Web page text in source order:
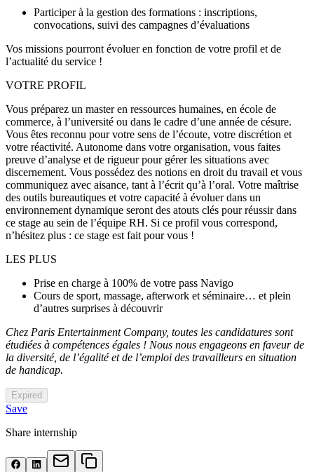
Participer à la gestion des formations : inscriptions,
convocations, suivi des campagnes d’évaluations
Vos missions pourront évoluer en fonction de votre profil et de
l’actualité du service !
VOTRE PROFIL
Vous préparez un master en ressources humaines, en école de
commerce, à l’université ou dans le cadre d’une année de césure.
Vous êtes reconnu pour votre sens de l’écoute, votre discrétion et
votre réactivité. Autonome dans votre organisation, vous faites
preuve d’analyse et de rigueur pour gérer les situations avec
discernement. Vous possédez des notions en droit du travail et vous
communiquez avec aisance, tant à l’écrit qu’à l’oral. Votre maîtrise
des outils bureautiques et votre capacité à évoluer dans un
environnement dynamique seront des atouts clés pour réussir dans
ce stage au sein de l’équipe RH. Si ce profil vous correspond,
n’hésitez plus : ce stage est fait pour vous !
LES PLUS
Prise en charge à 100% de votre pass Navigo
Cours de sport, massage, afterwork et séminaire… et plein
d’autres surprises à découvrir
Chez Paris Entertainment Company, toutes les candidatures sont
étudiées à compétences égales ! Nous nous engageons en faveur de
la diversité, de l’égalité et de l’emploi des travailleurs en situation
de handicap.
Expired
Save
Share internship